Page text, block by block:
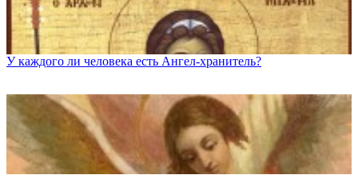
У каждого ли человека есть Ангел-хранитель?